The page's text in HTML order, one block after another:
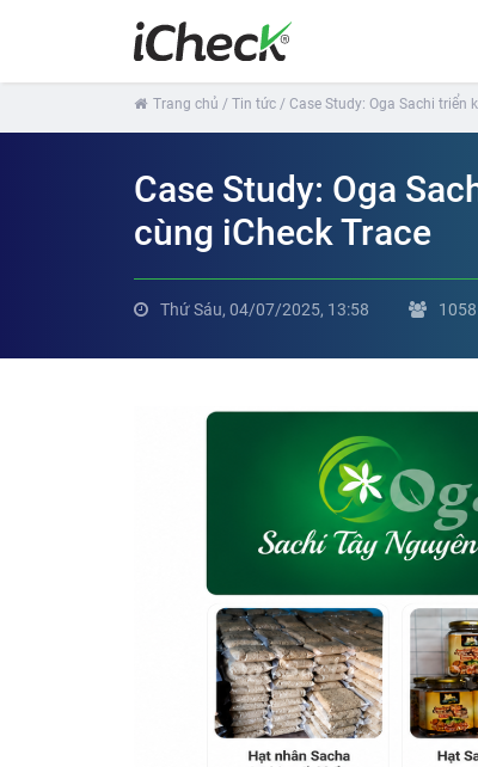
Trang chủ / Tin tức / Case Study: Oga Sachi triển
Case Study: Oga
cùng iCheck Trace
Thứ Sáu, 04/07/2025, 13:58